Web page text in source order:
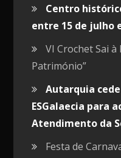
Centro
entre 15 de julho
VI Crochet Sai à
Património”
Autarquia
ESGalaecia para
Atendimento da
Festa de